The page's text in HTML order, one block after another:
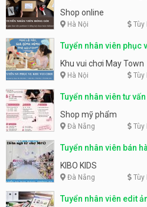
Shop online
Hà Nội Tùy
Tuyển nhân viên phục
động
Khu vui chơi May Town
Hà Nội Tùy
Tuyển nhân viên tư
Shop mỹ phẩm
Đà Nẵng Tùy
Tuyển nhân viên bán
KIBO KIDS
Đà Nẵng Tùy
Tuyển nhân viên edit